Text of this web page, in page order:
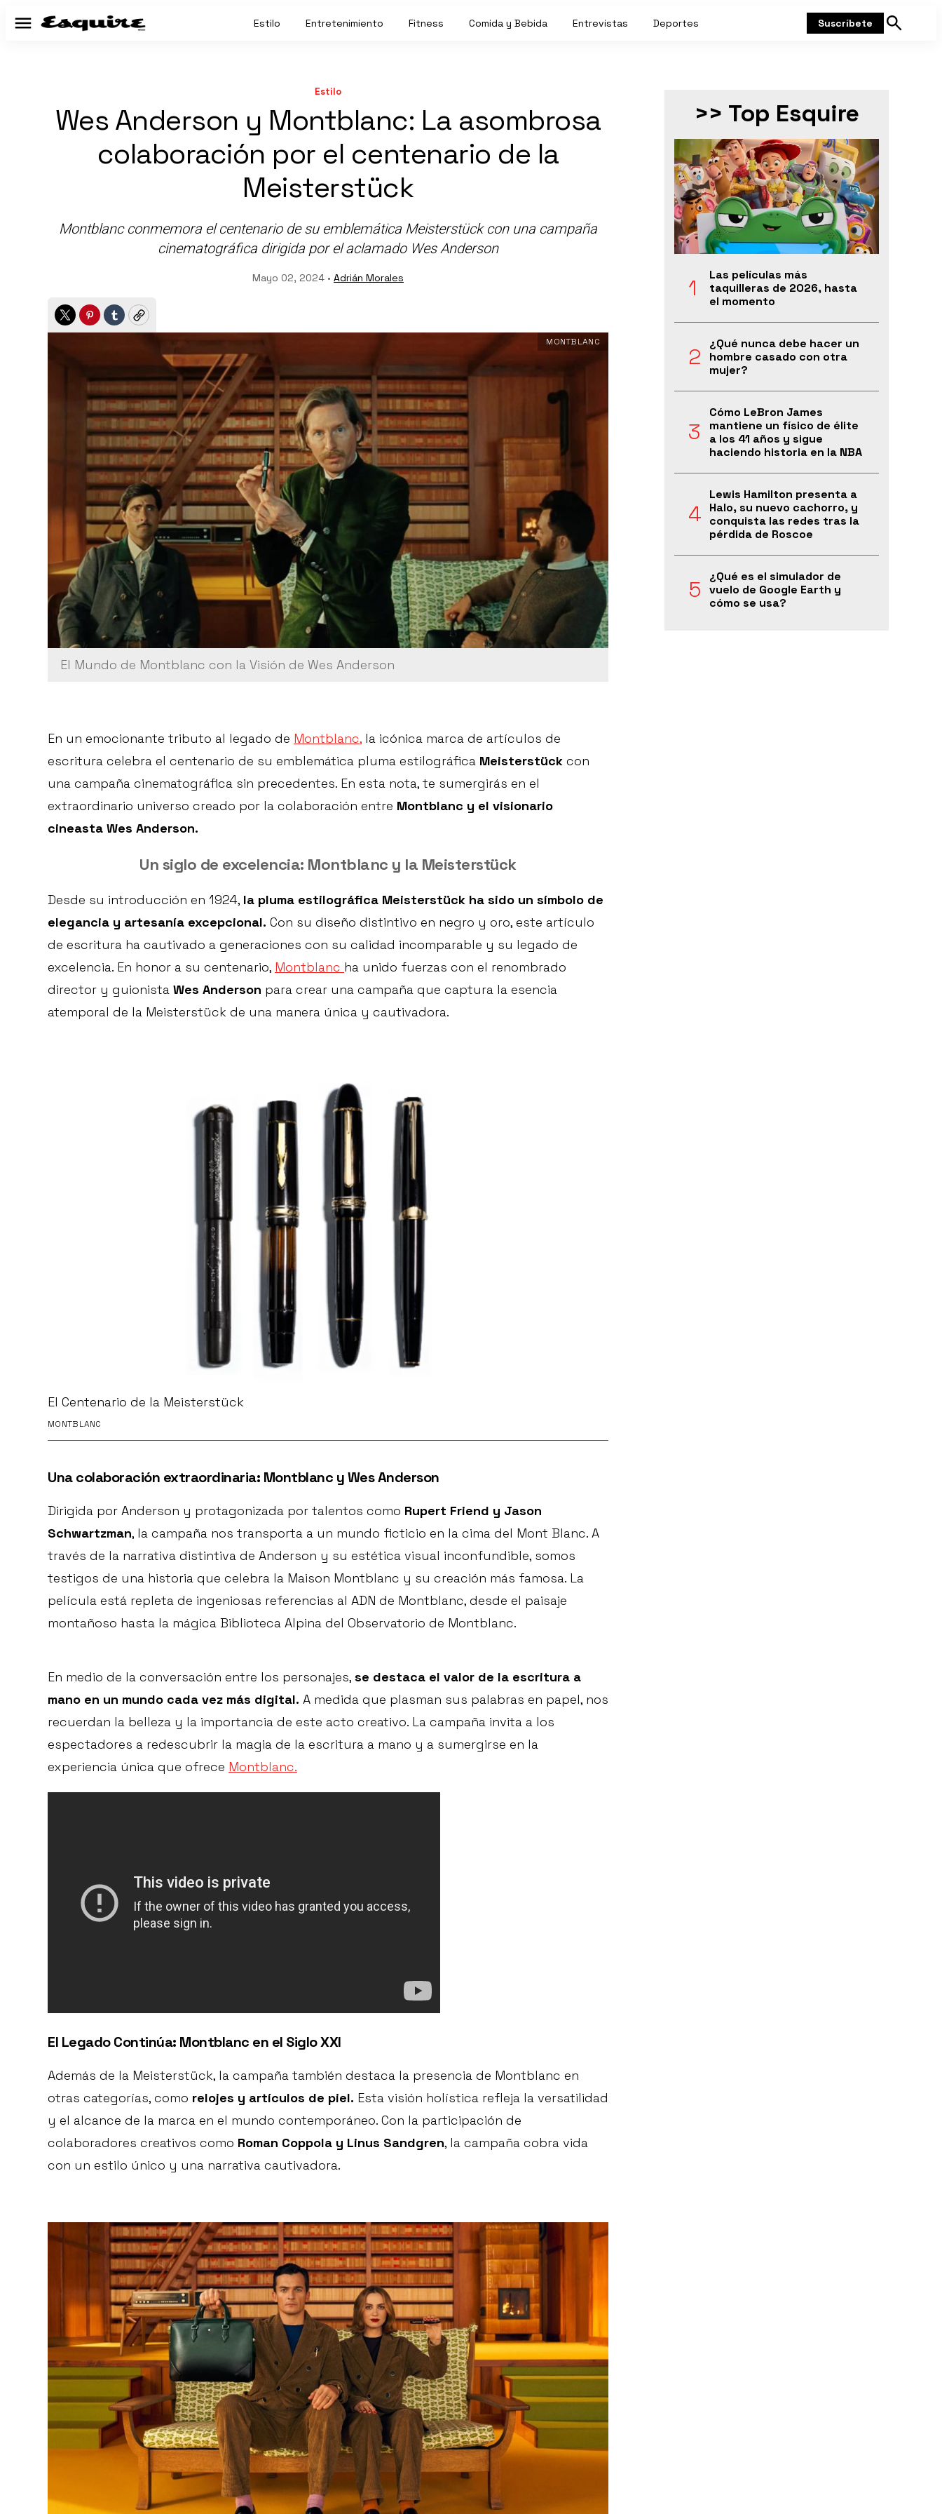
Menú Estilo Entretenimiento Fitness Comida y Bebida Entrevistas Deportes Suscríbete
Mostrar
Estilo
Wes Anderson y Montblanc: La asombrosa
colaboración por el centenario de la
Meisterstück
Montblanc conmemora el centenario de su emblemática Meisterstück con una campaña
cinematográfica dirigida por el aclamado Wes Anderson
Mayo 02, 2024 • Adrián Morales
TwitterPinterest
TumblrCopy
El Mundo de Montblanc con la Visión de Wes Anderson
MONTBLANC
En un emocionante tributo al legado de Montblanc, la icónica marca de artículos de
escritura celebra el centenario de su emblemática pluma estilográfica Meisterstück con
una campaña cinematográfica sin precedentes. En esta nota, te sumergirás en el
extraordinario universo creado por la colaboración entre Montblanc y el visionario
cineasta Wes Anderson.
Un siglo de excelencia: Montblanc y la Meisterstück
Desde su introducción en 1924, la pluma estilográfica Meisterstück ha sido un símbolo de
elegancia y artesanía excepcional. Con su diseño distintivo en negro y oro, este artículo
de escritura ha cautivado a generaciones con su calidad incomparable y su legado de
excelencia. En honor a su centenario, Montblanc ha unido fuerzas con el renombrado
director y guionista Wes Anderson para crear una campaña que captura la esencia
atemporal de la Meisterstück de una manera única y cautivadora.
El Centenario de la Meisterstück
MONTBLANC
Una colaboración extraordinaria: Montblanc y Wes Anderson
Dirigida por Anderson y protagonizada por talentos como Rupert Friend y Jason
Schwartzman, la campaña nos transporta a un mundo ficticio en la cima del Mont Blanc. A
través de la narrativa distintiva de Anderson y su estética visual inconfundible, somos
testigos de una historia que celebra la Maison Montblanc y su creación más famosa. La
película está repleta de ingeniosas referencias al ADN de Montblanc, desde el paisaje
montañoso hasta la mágica Biblioteca Alpina del Observatorio de Montblanc.
En medio de la conversación entre los personajes, se destaca el valor de la escritura a
mano en un mundo cada vez más digital. A medida que plasman sus palabras en papel, nos
recuerdan la belleza y la importancia de este acto creativo. La campaña invita a los
espectadores a redescubrir la magia de la escritura a mano y a sumergirse en la
experiencia única que ofrece Montblanc.
El Legado Continúa: Montblanc en el Siglo XXI
Además de la Meisterstück, la campaña también destaca la presencia de Montblanc en
otras categorías, como relojes y artículos de piel. Esta visión holística refleja la versatilidad
y el alcance de la marca en el mundo contemporáneo. Con la participación de
colaboradores creativos como Roman Coppola y Linus Sandgren, la campaña cobra vida
con un estilo único y una narrativa cautivadora.
>> Top Esquire
Las películas más
taquilleras de 2026, hasta
el momento
¿Qué nunca debe hacer un
hombre casado con otra
mujer?
Cómo LeBron James
mantiene un físico de élite
a los 41 años y sigue
haciendo historia en la NBA
Lewis Hamilton presenta a
Halo, su nuevo cachorro, y
conquista las redes tras la
pérdida de Roscoe
¿Qué es el simulador de
vuelo de Google Earth y
cómo se usa?